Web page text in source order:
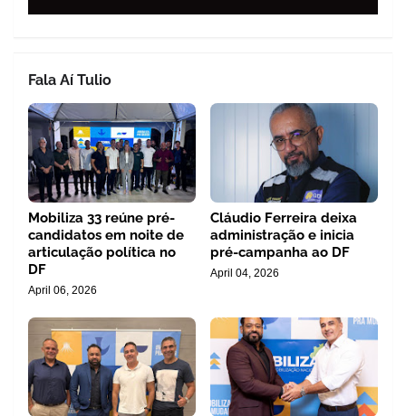
Fala Aí Tulio
Mobiliza 33 reúne pré-
candidatos em noite de
articulação política no
DF
April 06, 2026
Cláudio Ferreira deixa
administração e inicia
pré-campanha ao DF
April 04, 2026